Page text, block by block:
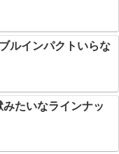
ルインパクトいらな
みたいなラインナッ